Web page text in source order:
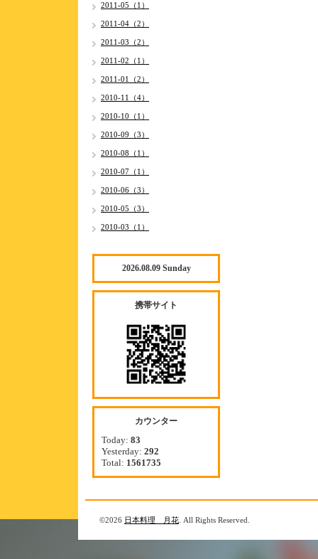
2011-05（1）
2011-04（2）
2011-03（2）
2011-02（1）
2011-01（2）
2010-11（4）
2010-10（1）
2010-09（3）
2010-08（1）
2010-07（1）
2010-06（3）
2010-05（3）
2010-03（1）
2026.08.09 Sunday
携帯サイト
カウンター
Today: 83
Yesterday: 292
Total: 1561735
©2026 日本料理 月花 . All Rights Reserved.